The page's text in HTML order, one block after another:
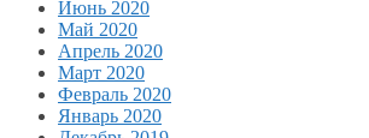
Июнь 2020
Май 2020
Апрель 2020
Март 2020
Февраль 2020
Январь 2020